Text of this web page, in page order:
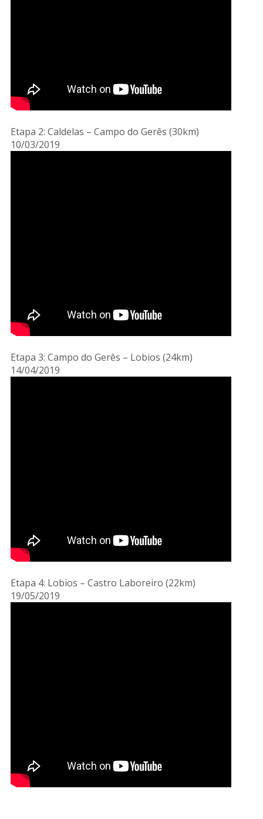
Etapa 2: Caldelas – Campo do Gerês (30km)
10/03/2019
Etapa 3: Campo do Gerês – Lobios (24km)
14/04/2019
Etapa 4: Lobios – Castro Laboreiro (22km)
19/05/2019